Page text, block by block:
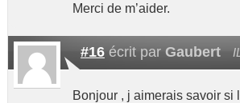
Merci de m’aider.
#16écrit par Gaubert
Bonjour , j aimerais savoir si